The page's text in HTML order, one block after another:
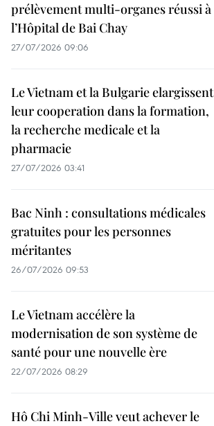
prélèvement multi-organes réussi à
l’Hôpital de Bai Chay
27/07/2026 09:06
Le Vietnam et la Bulgarie elargissent
leur cooperation dans la formation,
la recherche medicale et la
pharmacie
27/07/2026 03:41
Bac Ninh : consultations médicales
gratuites pour les personnes
méritantes
26/07/2026 09:53
Le Vietnam accélère la
modernisation de son système de
santé pour une nouvelle ère
22/07/2026 08:29
Hô Chi Minh-Ville veut achever le